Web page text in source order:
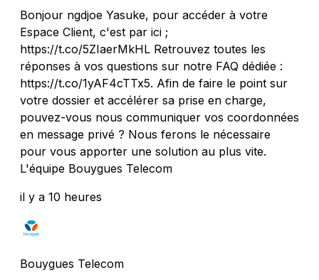
Bonjour ngdjoe Yasuke, pour accéder à votre
Espace Client, c'est par ici ;
https://t.co/5ZIaerMkHL Retrouvez toutes les
réponses à vos questions sur notre FAQ dédiée :
https://t.co/1yAF4cTTx5. Afin de faire le point sur
votre dossier et accélérer sa prise en charge,
pouvez-vous nous communiquer vos coordonnées
en message privé ? Nous ferons le nécessaire
pour vous apporter une solution au plus vite.
L'équipe Bouygues Telecom
il y a 10 heures
Bouygues Telecom